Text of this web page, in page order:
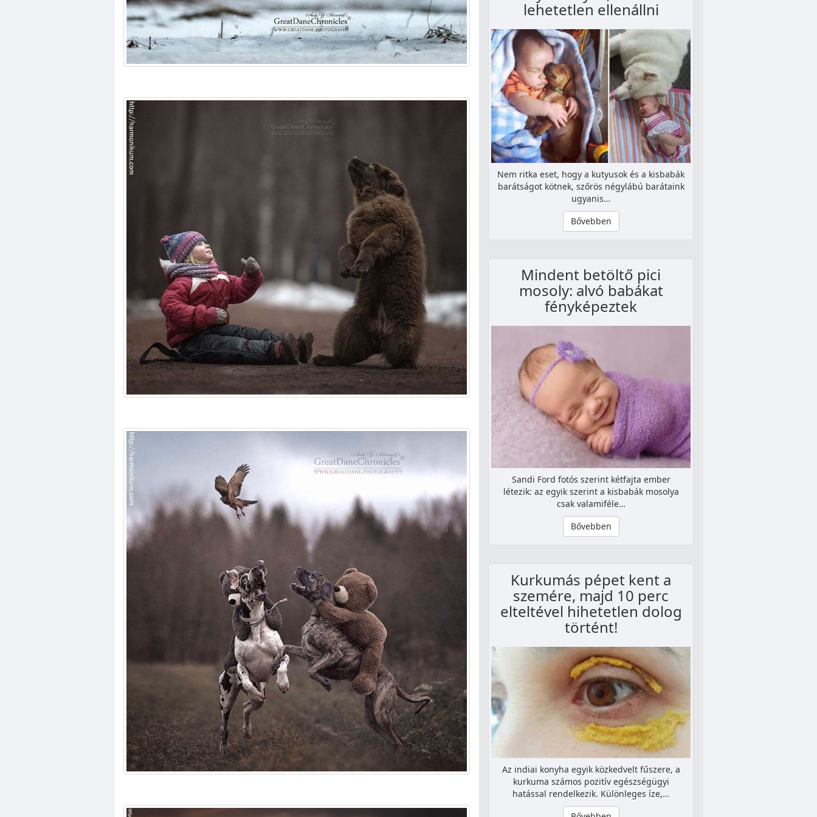
lehetetlen ellenállni
Nem ritka eset, hogy a kutyusok és a kisbabák
barátságot kötnek, szőrös négylábú barátaink
ugyanis…
Bővebben
Mindent betöltő pici
mosoly: alvó babákat
fényképeztek
Sandi Ford fotós szerint kétfajta ember
létezik: az egyik szerint a kisbabák mosolya
csak valamiféle…
Bővebben
Kurkumás pépet kent a
szemére, majd 10 perc
elteltével hihetetlen dolog
történt!
Az indiai konyha egyik közkedvelt fűszere, a
kurkuma számos pozitív egészségügyi
hatással rendelkezik. Különleges íze,…